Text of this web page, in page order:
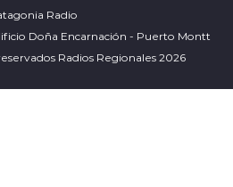
Radio
Doña Encarnación - Puerto Montt
Radios Regionales 2026